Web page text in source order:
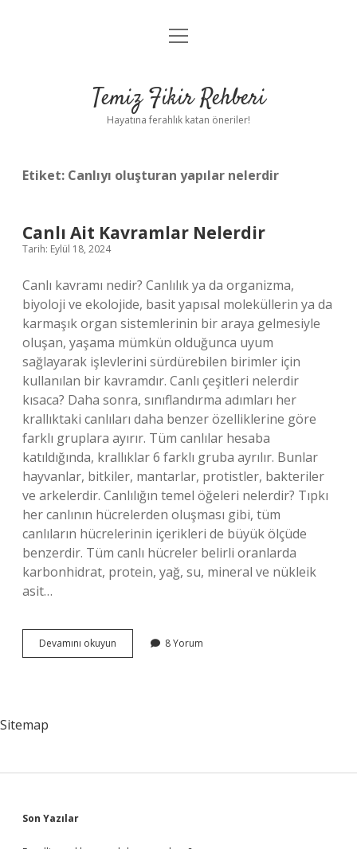
Anasayfa
Yasal Uyarı
menüyü
Temiz Fikir Rehberi
Hayatına ferahlık katan öneriler!
Etiket: Canlıyı oluşturan yapılar nelerdir
Canlı Ait Kavramlar Nelerdir
Tarih: Eylül 18, 2024
Canlı kavramı nedir? Canlılık ya da organizma,
biyoloji ve ekolojide, basit yapısal moleküllerin ya da
karmaşık organ sistemlerinin bir araya gelmesiyle
oluşan, yaşama mümkün olduğunca uyum
sağlayarak işlevlerini sürdürebilen birimler için
kullanılan bir kavramdır. Canlı çeşitleri nelerdir
kısaca? Daha sonra, sınıflandırma adımları her
krallıktaki canlıları daha benzer özelliklerine göre
farklı gruplara ayırır. Tüm canlılar hesaba
katıldığında, krallıklar 6 farklı gruba ayrılır. Bunlar
hayvanlar, bitkiler, mantarlar, protistler, bakteriler
ve arkelerdir. Canlılığın temel öğeleri nelerdir? Tıpkı
her canlının hücrelerden oluşması gibi, tüm
canlıların hücrelerinin içerikleri de büyük ölçüde
benzerdir. Tüm canlı hücreler belirli oranlarda
karbonhidrat, protein, yağ, su, mineral ve nükleik
asit…
Devamını okuyun
Ait
8 Yorum
Sitemap
Sidebar
Son Yazılar